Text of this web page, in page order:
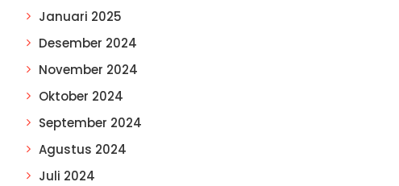
Januari 2025
Desember 2024
November 2024
Oktober 2024
September 2024
Agustus 2024
Juli 2024